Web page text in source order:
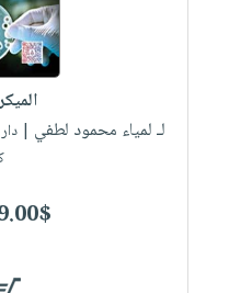
لـ لمياء محمود لطفي |